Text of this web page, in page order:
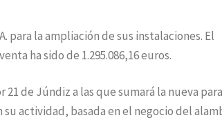
para la ampliación de sus instalaciones. El
ha sido de 1.295.086,16 euros.
de Júndiz a las que sumará la nueva para
actividad, basada en el negocio del